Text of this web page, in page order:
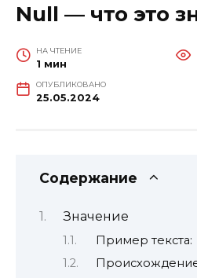
Null — что это
НА ЧТЕНИЕ
1 мин
ОПУБЛИКОВАНО
25.05.2024
Содержание
Значение
Пример текста: